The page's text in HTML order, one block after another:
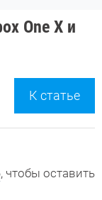
One X и
К статье
, чтобы оставить